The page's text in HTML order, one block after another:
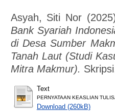
Asyah, Siti Nor
Bank Syariah
di Desa Sumber
Tanah Laut (Studi
Mitra Makmur).
Text
PERNYATAAN KEASLIAN
Download (260kB)